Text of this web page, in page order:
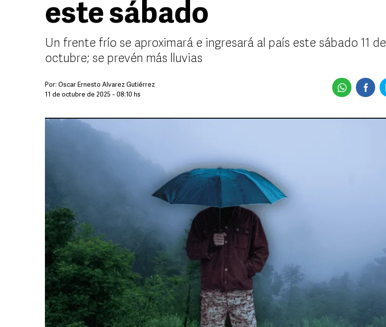
este sábado
Un frente frío se aproximará e ingresará al país este sábado 11 de
octubre; se prevén más lluvias
Por: Óscar Ernesto Álvarez Gutiérrez
11 de octubre de 2025 - 08:10 hs